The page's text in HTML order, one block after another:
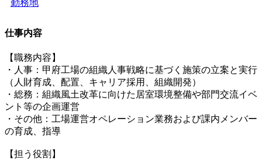
勤務地
仕事内容
【職務内容】
・人事：甲府工場の組織人事戦略に基づく施策の立案と実行
（人財育成、配置、キャリア採用、組織開発）
・総務：組織風土改革に向けた居室環境整備や部門交流イベ
ント等の企画運営
・その他：工場運営オペレーション業務および課内メンバー
の育成、指導
【担う役割】